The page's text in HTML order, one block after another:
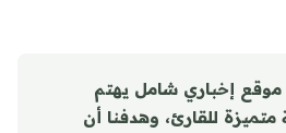
موقع إخباري شامل يهتم
للقارئ، وهدفنا أن